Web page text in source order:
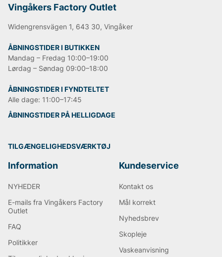
Vingåkers Factory Outlet
Widengrensvägen 1, 643 30, Vingåker
ÅBNINGSTIDER I BUTIKKEN
Mandag – Fredag 10:00–19:00
Lørdag – Søndag 09:00–18:00
ÅBNINGSTIDER I FYNDTELTET
Alle dage: 11:00–17:45
ÅBNINGSTIDER PÅ HELLIGDAGE
TILGÆNGELIGHEDSVÆRKTØJ
Information
NYHEDER
E-mails fra Vingåkers Factory
Outlet
FAQ
Politikker
Kundeservice
Kontakt os
Mål korrekt
Nyhedsbrev
Skopleje
Vaskeanvisning